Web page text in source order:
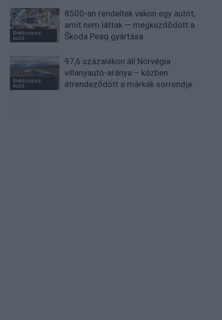
Elektromos
autó
8500-an rendeltek vakon egy autót,
amit nem láttak — megkezdődött a
Škoda Peaq gyártása
Elektromos
autó
97,6 százalékon áll Norvégia
villanyautó-aránya – közben
átrendeződött a márkák sorrendje